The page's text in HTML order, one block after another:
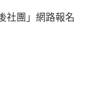
社團」網路報名